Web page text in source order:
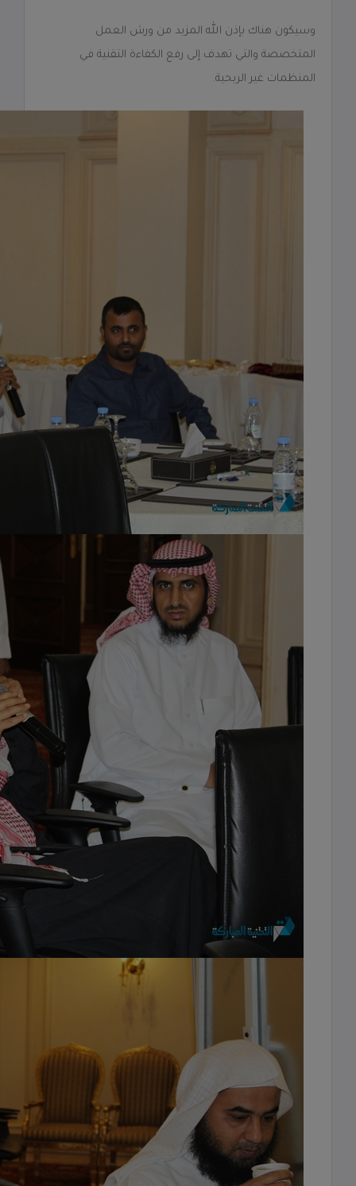
وسيكون هناك بإذن الله المزيد من ورش العمل
المتخصصة والتي تهدف إلى رفع الكفاءة التقنية في
المنظمات غير الربحية.